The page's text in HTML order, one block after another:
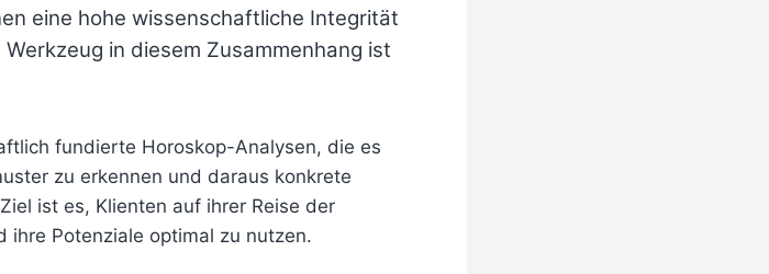
eine hohe wissenschaftliche Integrität
in diesem Zusammenhang ist
fundierte Horoskop-Analysen, die es
zu erkennen und daraus konkrete
ist es, Klienten auf ihrer Reise der
ihre Potenziale optimal zu nutzen.